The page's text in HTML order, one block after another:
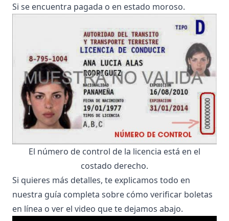
Si se encuentra pagada o en estado moroso.
El número de control de la licencia está en el
costado derecho.
Si quieres más detalles, te explicamos todo en
nuestra guía completa sobre cómo verificar boletas
en línea o ver el video que te dejamos abajo.